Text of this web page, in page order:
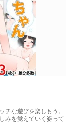
チな遊びを楽しもう。
みを覚えていく姿って